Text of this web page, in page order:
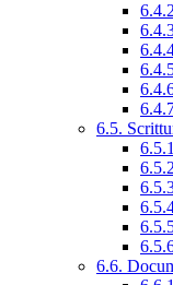
6.5.
6.6.